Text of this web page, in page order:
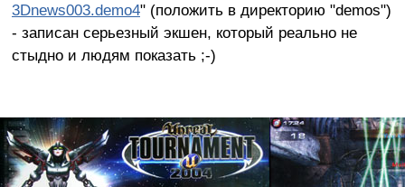
3Dnews003.demo4" (положить в директорию "demos")
- записан серьезный экшен, который реально не
стыдно и людям показать ;-)